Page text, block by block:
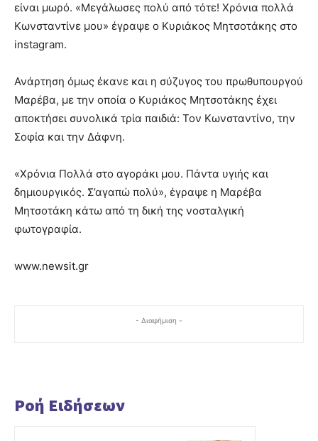
είναι μωρό. «Μεγάλωσες πολύ από τότε! Χρόνια πολλά
Κωνσταντίνε μου» έγραψε ο Κυριάκος Μητσοτάκης στο
instagram.
Ανάρτηση όμως έκανε και η σύζυγος του πρωθυπουργού
Μαρέβα, με την οποία ο Κυριάκος Μητσοτάκης έχει
αποκτήσει συνολικά τρία παιδιά: Τον Κωνσταντίνο, την
Σοφία και την Δάφνη.
«Χρόνια Πολλά στο αγοράκι μου. Πάντα υγιής και
δημιουργικός. Σ’αγαπώ πολύ», έγραψε η Μαρέβα
Μητσοτάκη κάτω από τη δική της νοσταλγική
φωτογραφία.
www.newsit.gr
- Διαφήμιση -
Ροή Ειδήσεων